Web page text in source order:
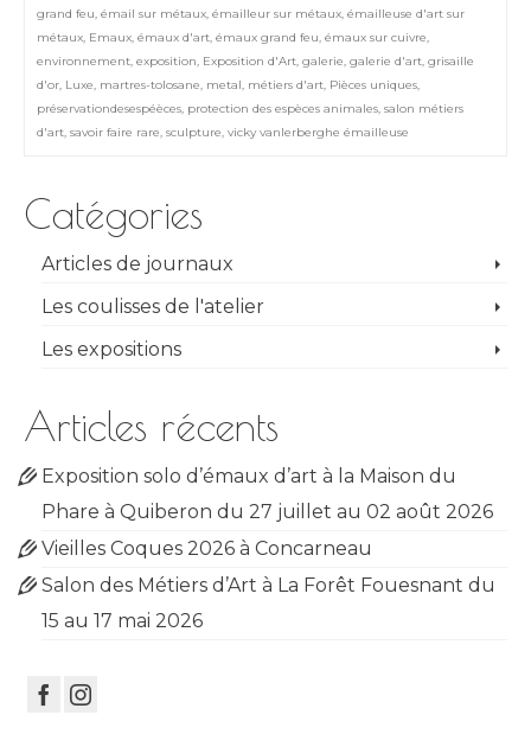
grand feu, émail sur métaux, émailleur sur métaux, émailleuse d'art sur
métaux, Emaux, émaux d'art, émaux grand feu, émaux sur cuivre,
environnement, exposition, Exposition d'Art, galerie, galerie d'art, grisaille
d'or, Luxe, martres-tolosane, metal, métiers d'art, Pièces uniques,
préservationdesespéèces, protection des espèces animales, salon métiers
d'art, savoir faire rare, sculpture, vicky vanlerberghe émailleuse
Catégories
Articles de journaux
Les coulisses de l'atelier
Les expositions
Articles récents
Exposition solo d’émaux d’art à la Maison du
Phare à Quiberon du 27 juillet au 02 août 2026
Vieilles Coques 2026 à Concarneau
Salon des Métiers d’Art à La Forêt Fouesnant du
15 au 17 mai 2026